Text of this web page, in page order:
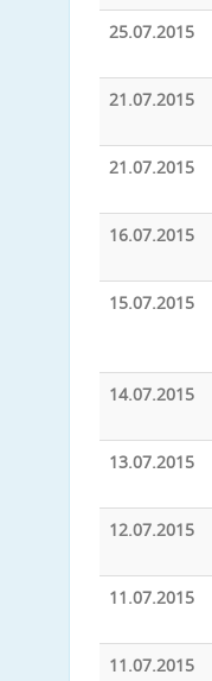
25.07.2015
21.07.2015
21.07.2015
16.07.2015
15.07.2015
14.07.2015
13.07.2015
12.07.2015
11.07.2015
11.07.2015